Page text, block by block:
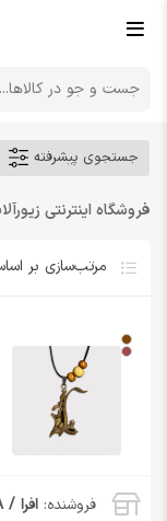
جستجوی پیشرفته
فروشگاه اینترنتی
فروشنده: افرا / AFRA